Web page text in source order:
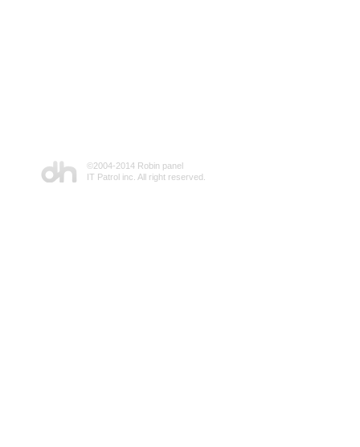
©2004-2014 Robin panel
IT Patrol inc. All right reserved.